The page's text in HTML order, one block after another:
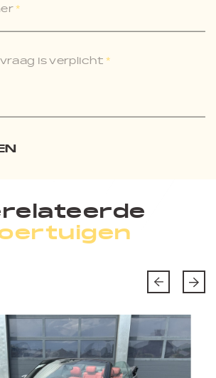
*
is verplicht*